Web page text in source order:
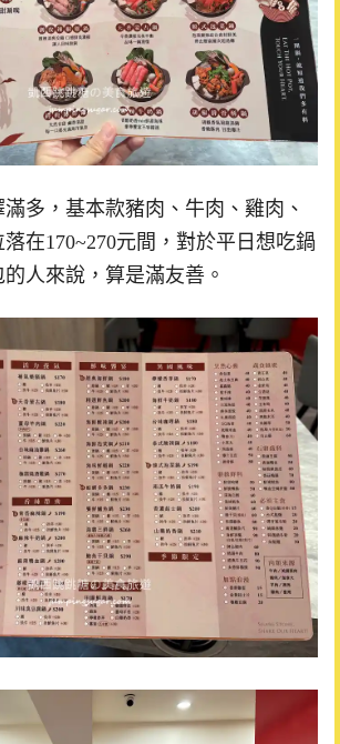
多，基本款豬肉、牛肉、雞肉、
在170~270元間，對於平日想吃鍋
人來說，算是滿友善。